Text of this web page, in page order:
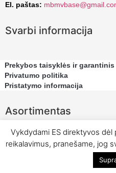
El. paštas:
Svarbi informacija
Prekybos taisyklės ir garantinis
Privatumo politika
Pristatymo informacija
Asortimentas
© Visos teisės
Vykdydami ES direktyvos
reikalavimus, pranešame, jog